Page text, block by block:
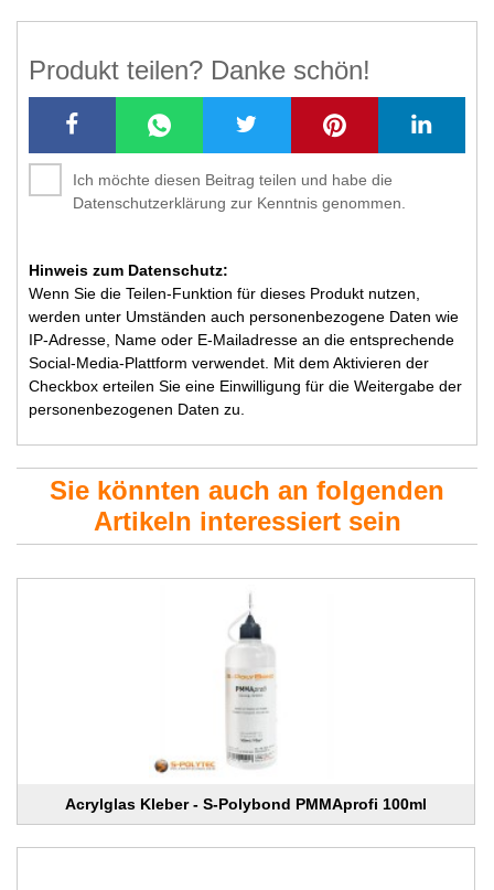
Produkt teilen? Danke schön!
Ich möchte diesen Beitrag teilen und habe die
Datenschutzerklärung zur Kenntnis genommen.
Hinweis zum Datenschutz:
Wenn Sie die Teilen-Funktion für dieses Produkt nutzen,
werden unter Umständen auch personenbezogene Daten wie
IP-Adresse, Name oder E-Mailadresse an die entsprechende
Social-Media-Plattform verwendet. Mit dem Aktivieren der
Checkbox erteilen Sie eine Einwilligung für die Weitergabe der
personenbezogenen Daten zu.
Sie könnten auch an folgenden
Artikeln interessiert sein
Acrylglas Kleber - S-Polybond PMMAprofi 100ml